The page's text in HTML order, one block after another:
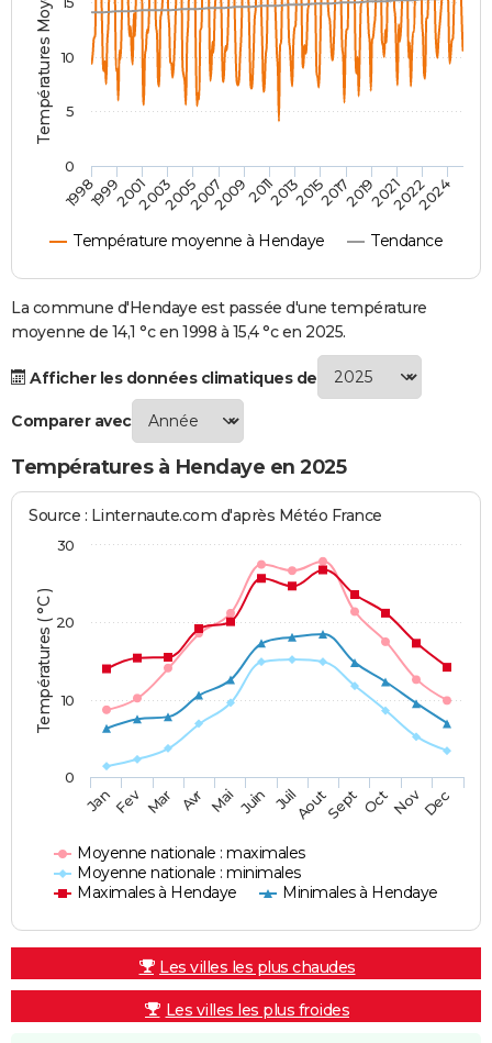
Destinations
City break
Voyage nature
Voyage de noces
Forum
Climat
PHOTO
GUIDES D'ACHAT
BONS PLANS
CARTE DE VOEUX
Carte de Noël
Carte Bonne année
Carte Saint-Valentin
Carte Pâques
Carte d'anniversaire
DICTIONNAIRE
Dictionnaire
Biographies
Citations
Expressions
Proverbes
PROGRAMME TV
S'inscrire
Se connecter
Lycées
Collèges
Primaires
Universités
Entreprises
Service militaire
Avis de recherche
AVIS DE DÉCÈS
FORUM
Bricolage
Lifestyle
Culture
Sport
Auto
Television
Voyage
Cinema
Température moyenne à Hendaye Tendance
199819992001200320052007200920112013201520172019202120222024
0
5
10
La commune d'Hendaye est passée d'une température
moyenne de 14,1 °c en 1998 à 15,4 °c en 2025.
Afficher les données climatiques de
Comparer avec
Températures à Hendaye en 2025
Températures ( °C )
Source : Linternaute.com d'après Météo France
Moyenne nationale : maximales
Moyenne nationale : minimales
Maximales à Hendaye
Minimales à Hendaye
JanFev Mar Avr Mai Juin JuilAoutSept OctNovDec
0
10
20
30
Les villes les plus chaudes
Les villes les plus froides